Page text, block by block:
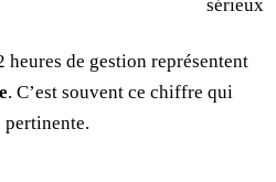
sérieux
heures de gestion représentent
. C’est souvent ce chiffre qui